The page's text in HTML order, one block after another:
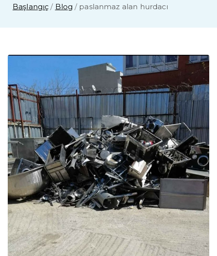
Başlangıç Blog paslanmaz alan hurdacı